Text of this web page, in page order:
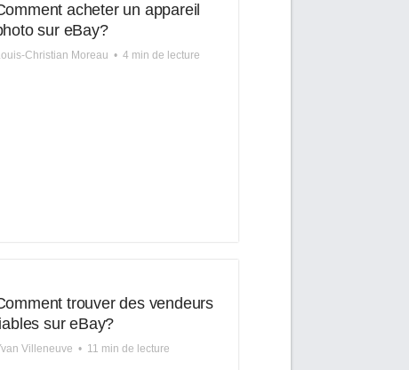
acheter un appareil
sur eBay?
Christian Moreau • 4 min de lecture
trouver des vendeurs
sur eBay?
Villeneuve • 11 min de lecture